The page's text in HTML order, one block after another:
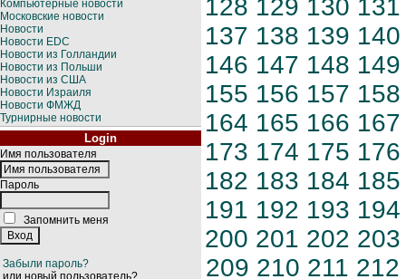
Компьютерные новости
Московские новости
Новости
Новости EDC
Новости из Голландии
Новости из Польши
Новости из США
Новости Израиля
Новости ФМЖД
Турнирные новости
Login
Имя пользователя
Пароль
Запомнить меня
Забыли пароль?
или новый пользователь?
128 129 130 131
137 138 139 140
146 147 148 149
155 156 157 158
164 165 166 167
173 174 175 176
182 183 184 185
191 192 193 194
200 201 202 203
209 210 211 212